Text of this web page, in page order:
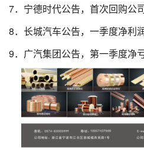
7．宁德时代公告，首次回购公
8．长城汽车公告，一季度净利
9．广汽集团公告，第一季度净